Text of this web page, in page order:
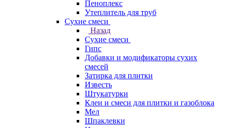
Пеноплекс
Утеплитель для труб
Сухие смеси
Назад
Сухие смеси
Гипс
Добавки и модификаторы сухих
смесей
Затирка для плитки
Известь
Штукатурки
Клеи и смеси для плитки и газоблока
Мел
Шпаклевки